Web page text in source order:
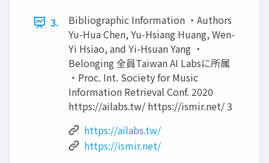
3.
Bibliographic Information ・Authors
Yu-Hua Chen, Yu-Hsiang Huang, Wen-
Yi Hsiao, and Yi-Hsuan Yang ・
Belonging 全員Taiwan AI Labsに所属
・Proc. Int. Society for Music
Information Retrieval Conf. 2020
https://ailabs.tw/ https://ismir.net/ 3
https://ailabs.tw/
https://ismir.net/